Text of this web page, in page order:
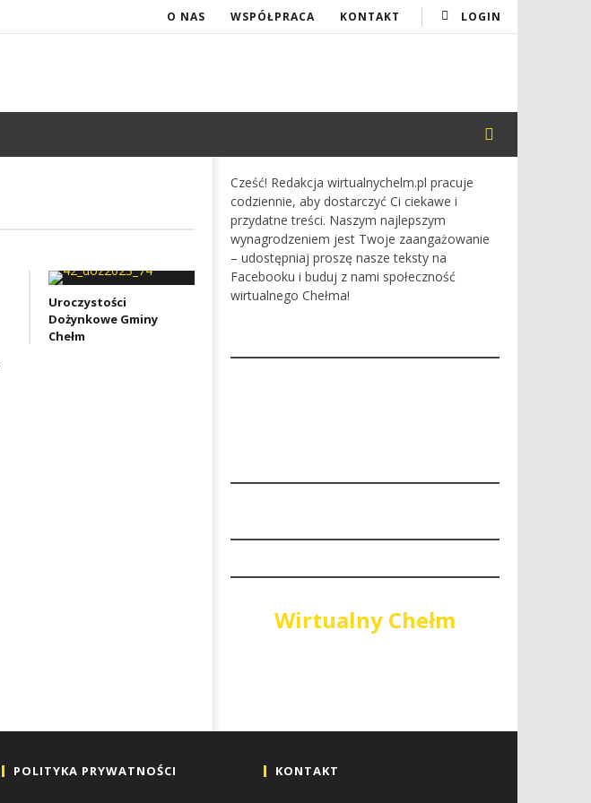
LOGIN
O NAS WSPÓŁPRACA KONTAKT
Uroczystości
Dożynkowe Gminy
Chełm
Cześć! Redakcja wirtualnychelm.pl pracuje
codziennie, aby dostarczyć Ci ciekawe i
przydatne treści. Naszym najlepszym
wynagrodzeniem jest Twoje zaangażowanie
– udostępniaj proszę nasze teksty na
Facebooku i buduj z nami społeczność
wirtualnego Chełma!
Wirtualny Chełm
POLITYKA PRYWATNOŚCI KONTAKT